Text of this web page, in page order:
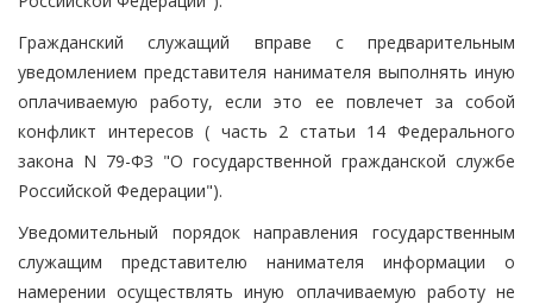
Гражданский служащий вправе с предварительным
уведомлением представителя нанимателя выполнять иную
оплачиваемую работу, если это ее повлечет за собой
конфликт интересов ( часть 2 статьи 14 Федерального
закона N 79-ФЗ "О государственной гражданской службе
Российской Федерации").
Уведомительный порядок направления государственным
служащим представителю нанимателя информации о
намерении осуществлять иную оплачиваемую работу не